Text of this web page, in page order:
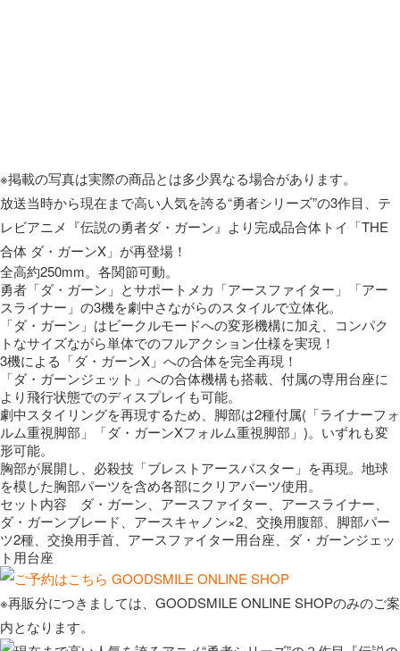
※掲載の写真は実際の商品とは多少異なる場合があります。
放送当時から現在まで高い人気を誇る“勇者シリーズ”の3作目、テ
レビアニメ『伝説の勇者ダ・ガーン』より完成品合体トイ「THE
合体 ダ・ガーンX」が再登場！
全高約250mm。各関節可動。
勇者「ダ・ガーン」とサポートメカ「アースファイター」「アー
スライナー」の3機を劇中さながらのスタイルで立体化。
「ダ・ガーン」はビークルモードへの変形機構に加え、コンパク
トなサイズながら単体でのフルアクション仕様を実現！
3機による「ダ・ガーンX」への合体を完全再現！
「ダ・ガーンジェット」への合体機構も搭載、付属の専用台座に
より飛行状態でのディスプレイも可能。
劇中スタイリングを再現するため、脚部は2種付属(「ライナーフォ
ルム重視脚部」「ダ・ガーンXフォルム重視脚部」)。いずれも変
形可能。
胸部が展開し、必殺技「ブレストアースバスター」を再現。地球
を模した胸部パーツを含め各部にクリアパーツ使用。
セット内容 ダ・ガーン、アースファイター、アースライナー、
ダ・ガーンブレード、アースキャノン×2、交換用腹部、脚部パー
ツ2種、交換用手首、アースファイター用台座、ダ・ガーンジェッ
ト用台座
※再販分につきましては、GOODSMILE ONLINE SHOPのみのご案
内となります。